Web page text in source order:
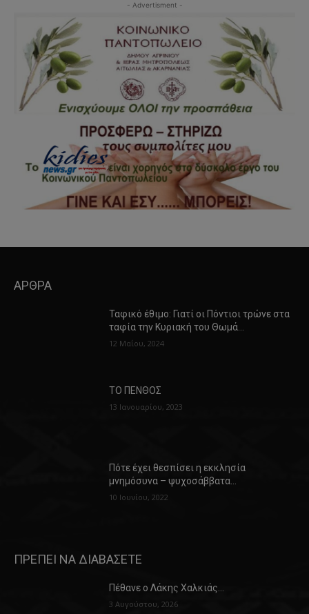
- Advertisment -
ΑΡΘΡΑ
Ταφικό έθιμο: Γιατί οι Πόντιοι τρώνε στα
ταφία την Κυριακή του Θωμά…
12 Μαΐου, 2024
ΤΟ ΠΕΝΘΟΣ
13 Ιανουαρίου, 2023
Πότε έχει θεσπίσει η εκκλησία
μνημόσυνα – ψυχοσάββατα…
10 Ιουνίου, 2022
ΠΡΕΠΕΙ ΝΑ ΔΙΑΒΑΣΕΤΕ
Πέθανε ο Λάκης Χαλκιάς…
3 Αυγούστου, 2026